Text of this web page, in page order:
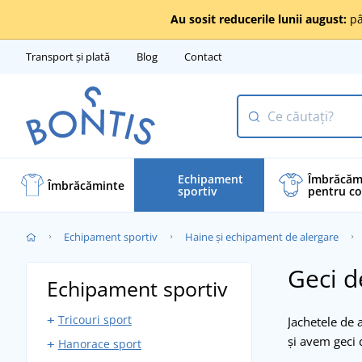
Au sosit reducerile lunii august:
Transport și plată Blog Contact
Îmbrăcăminte Echipament
sportiv pentru
Echipament sportiv Haine și echipament de alergare
Geci
Jachetele de
și avem geci
Echipament sportiv
Tricouri sport
Maiouri sport
Hanorace sport